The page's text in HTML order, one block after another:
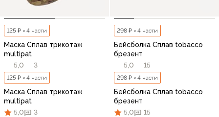
125 ₽ × 4 части
Маска Сплав трикотаж
multipat
5,0
3
125 ₽ × 4 части
Маска Сплав трикотаж
multipat
5,0
3
298 ₽ × 4 части
Бейсболка Сплав tobacco
брезент
5,0
15
298 ₽ × 4 части
Бейсболка Сплав tobacco
брезент
5,0
15